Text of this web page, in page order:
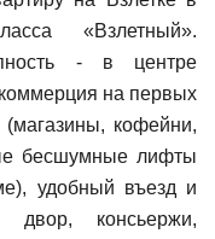
«Взлетный».
- в центре
на первых
кофейни,
бесшумные лифты
удобный въезд и
двор, консьержи,